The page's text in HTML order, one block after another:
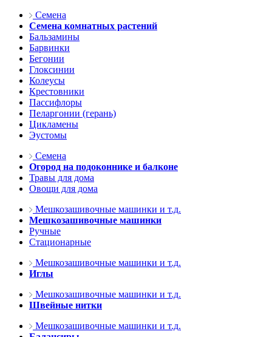
Семена
Семена комнатных растений
Бальзамины
Барвинки
Бегонии
Глоксинии
Колеусы
Крестовники
Пассифлоры
Пеларгонии (герань)
Цикламены
Эустомы
Семена
Огород на подоконнике и балконе
Травы для дома
Овощи для дома
Мешкозашивочные машинки и т.д.
Мешкозашивочные машинки
Ручные
Стационарные
Мешкозашивочные машинки и т.д.
Иглы
Мешкозашивочные машинки и т.д.
Швейные нитки
Мешкозашивочные машинки и т.д.